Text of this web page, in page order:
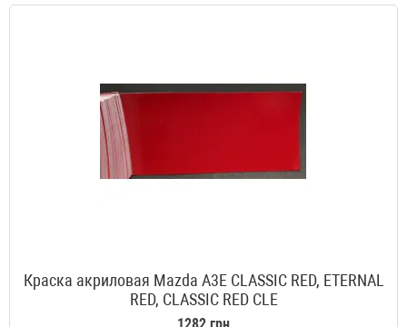
Краска акриловая Mazda A3E CLASSIC RED, ETERNAL
RED, CLASSIC RED CLE